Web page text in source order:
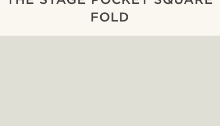
FOLD